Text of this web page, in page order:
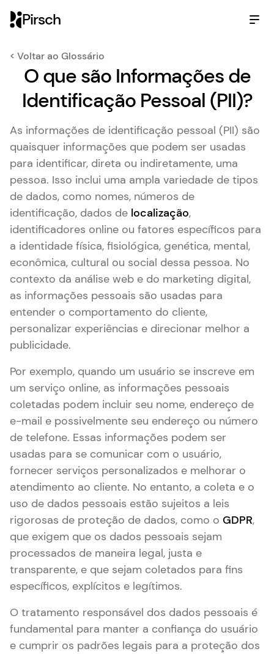
Pirsch
< Voltar ao Glossário
O que são Informações de
Identificação Pessoal (PII)?
As informações de identificação pessoal (PII) são
quaisquer informações que podem ser usadas
para identificar, direta ou indiretamente, uma
pessoa. Isso inclui uma ampla variedade de tipos
de dados, como nomes, números de
identificação, dados de localização,
identificadores online ou fatores específicos para
a identidade física, fisiológica, genética, mental,
econômica, cultural ou social dessa pessoa. No
contexto da análise web e do marketing digital,
as informações pessoais são usadas para
entender o comportamento do cliente,
personalizar experiências e direcionar melhor a
publicidade.
Por exemplo, quando um usuário se inscreve em
um serviço online, as informações pessoais
coletadas podem incluir seu nome, endereço de
e-mail e possivelmente seu endereço ou número
de telefone. Essas informações podem ser
usadas para se comunicar com o usuário,
fornecer serviços personalizados e melhorar o
atendimento ao cliente. No entanto, a coleta e o
uso de dados pessoais estão sujeitos a leis
rigorosas de proteção de dados, como o GDPR,
que exigem que os dados pessoais sejam
processados de maneira legal, justa e
transparente, e que sejam coletados para fins
específicos, explícitos e legítimos.
O tratamento responsável dos dados pessoais é
fundamental para manter a confiança do usuário
e cumprir os padrões legais para a proteção dos